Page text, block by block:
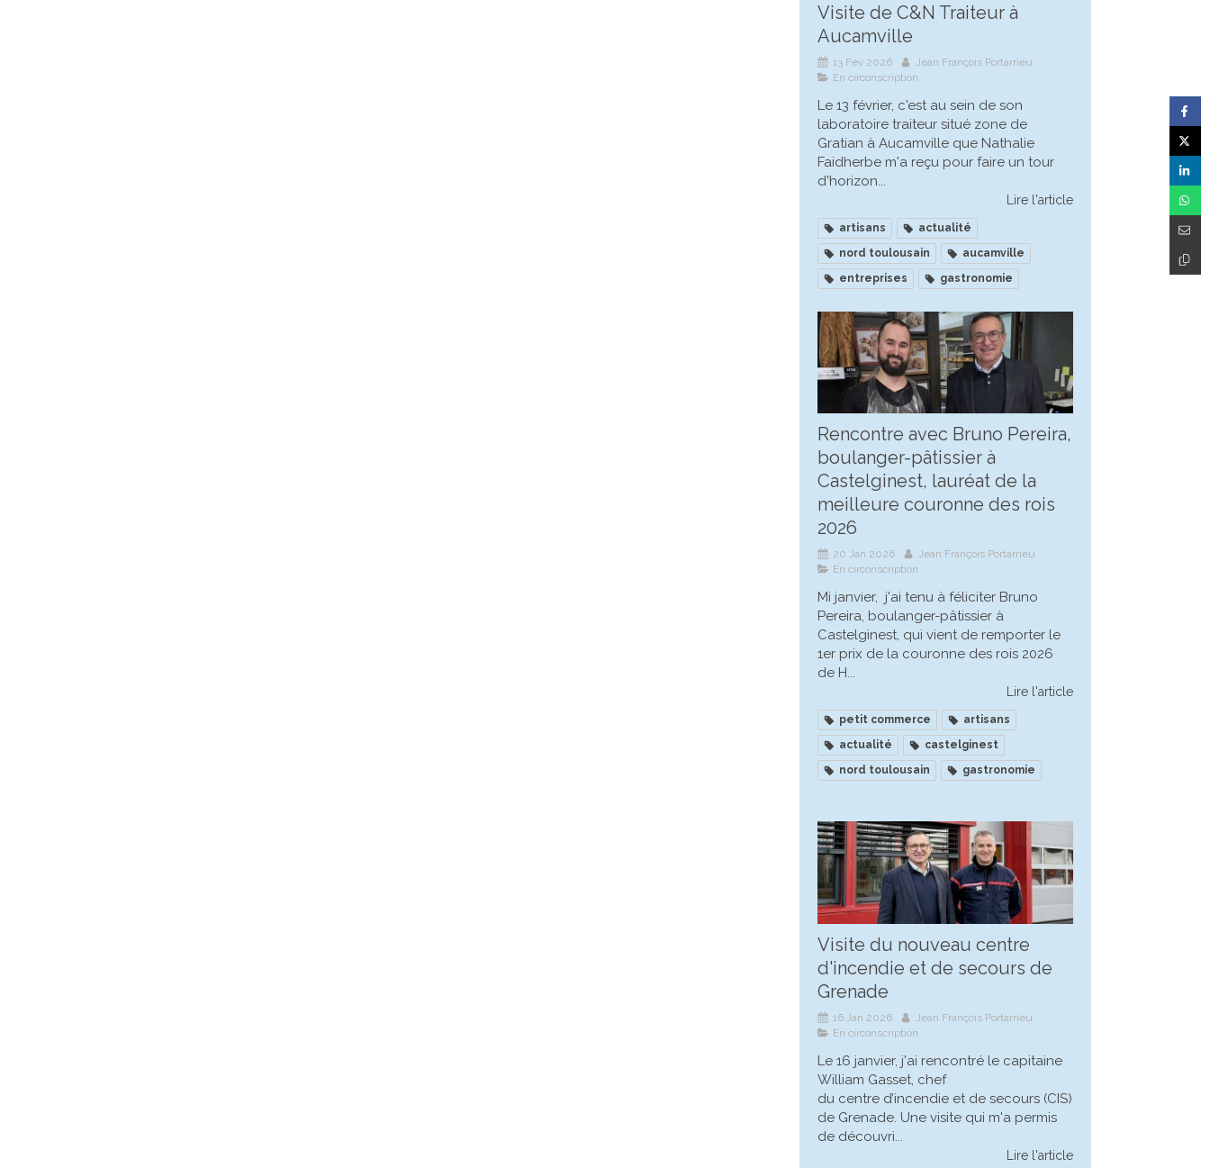
Visite de C&N Traiteur à
Aucamville
13 Fév 2026
Jean François Portarrieu
En circonscription
Le 13 février, c'est au sein de son
laboratoire traiteur situé zone de
Gratian à Aucamville que Nathalie
Faidherbe m'a reçu pour faire un tour
d'horizon...
Lire l'article
artisans
actualité
nord toulousain
aucamville
entreprises
gastronomie
Rencontre avec Bruno Pereira,
boulanger-pâtissier à
Castelginest, lauréat de la
meilleure couronne des rois
2026
20 Jan 2026
Jean François Portarrieu
En circonscription
Mi janvier, j'ai tenu à féliciter Bruno
Pereira, boulanger-pâtissier à
Castelginest, qui vient de remporter le
1er prix de la couronne des rois 2026
de H...
Lire l'article
petit commerce
artisans
actualité
castelginest
nord toulousain
gastronomie
Visite du nouveau centre
d'incendie et de secours de
Grenade
16 Jan 2026
Jean François Portarrieu
En circonscription
Le 16 janvier, j'ai rencontré le capitaine
William Gasset, chef
du centre d’incendie et de secours (CIS)
de Grenade. Une visite qui m'a permis
de découvri...
Lire l'article